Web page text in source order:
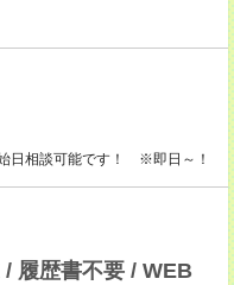
日相談可能です！ ※即日～！
履歴書不要 / WEB